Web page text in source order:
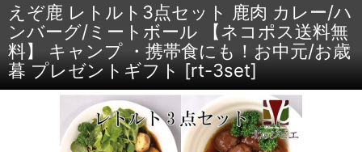
えぞ鹿 レトルト3点セット 鹿肉 カレー/ハ
ンバーグ/ミートボール 【ネコポス送料無
料】 キャンプ ・携帯食にも！お中元/お歳
暮 プレゼントギフト [rt-3set]